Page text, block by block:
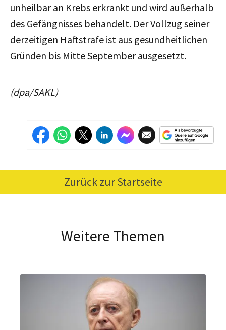
unheilbar an Krebs erkrankt und wird außerhalb
des Gefängnisses behandelt. Der Vollzug seiner
derzeitigen Haftstrafe ist aus gesundheitlichen
Gründen bis Mitte September ausgesetzt.
(dpa/SAKL)
Zurück zur Startseite
Weitere Themen